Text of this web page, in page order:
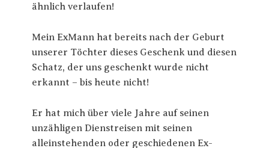
ähnlich verlaufen!
Mein ExMann hat bereits nach der Geburt
unserer Töchter dieses Geschenk und diesen
Schatz, der uns geschenkt wurde nicht
erkannt – bis heute nicht!
Er hat mich über viele Jahre auf seinen
unzähligen Dienstreisen mit seinen
alleinstehenden oder geschiedenen Ex-